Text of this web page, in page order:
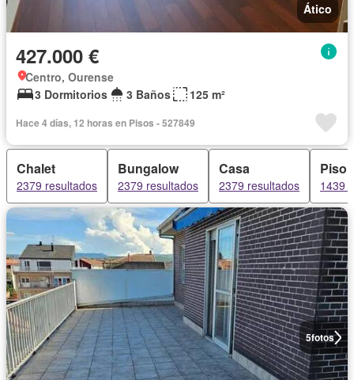
Ático
427.000 €
Centro, Ourense
3 Dormitorios
3 Baños 125 m²
Hace 4 días, 12 horas en Pisos - 527849
Chalet
2379 resultados
Bungalow
2379 resultados
Casa
2379 resultados
Piso
1439
5fotos